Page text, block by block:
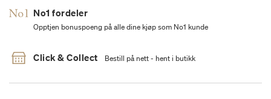
No1 fordeler
Opptjen bonuspoeng på alle dine kjøp som No1 kunde
Click & Collect Bestill på nett - hent i butikk